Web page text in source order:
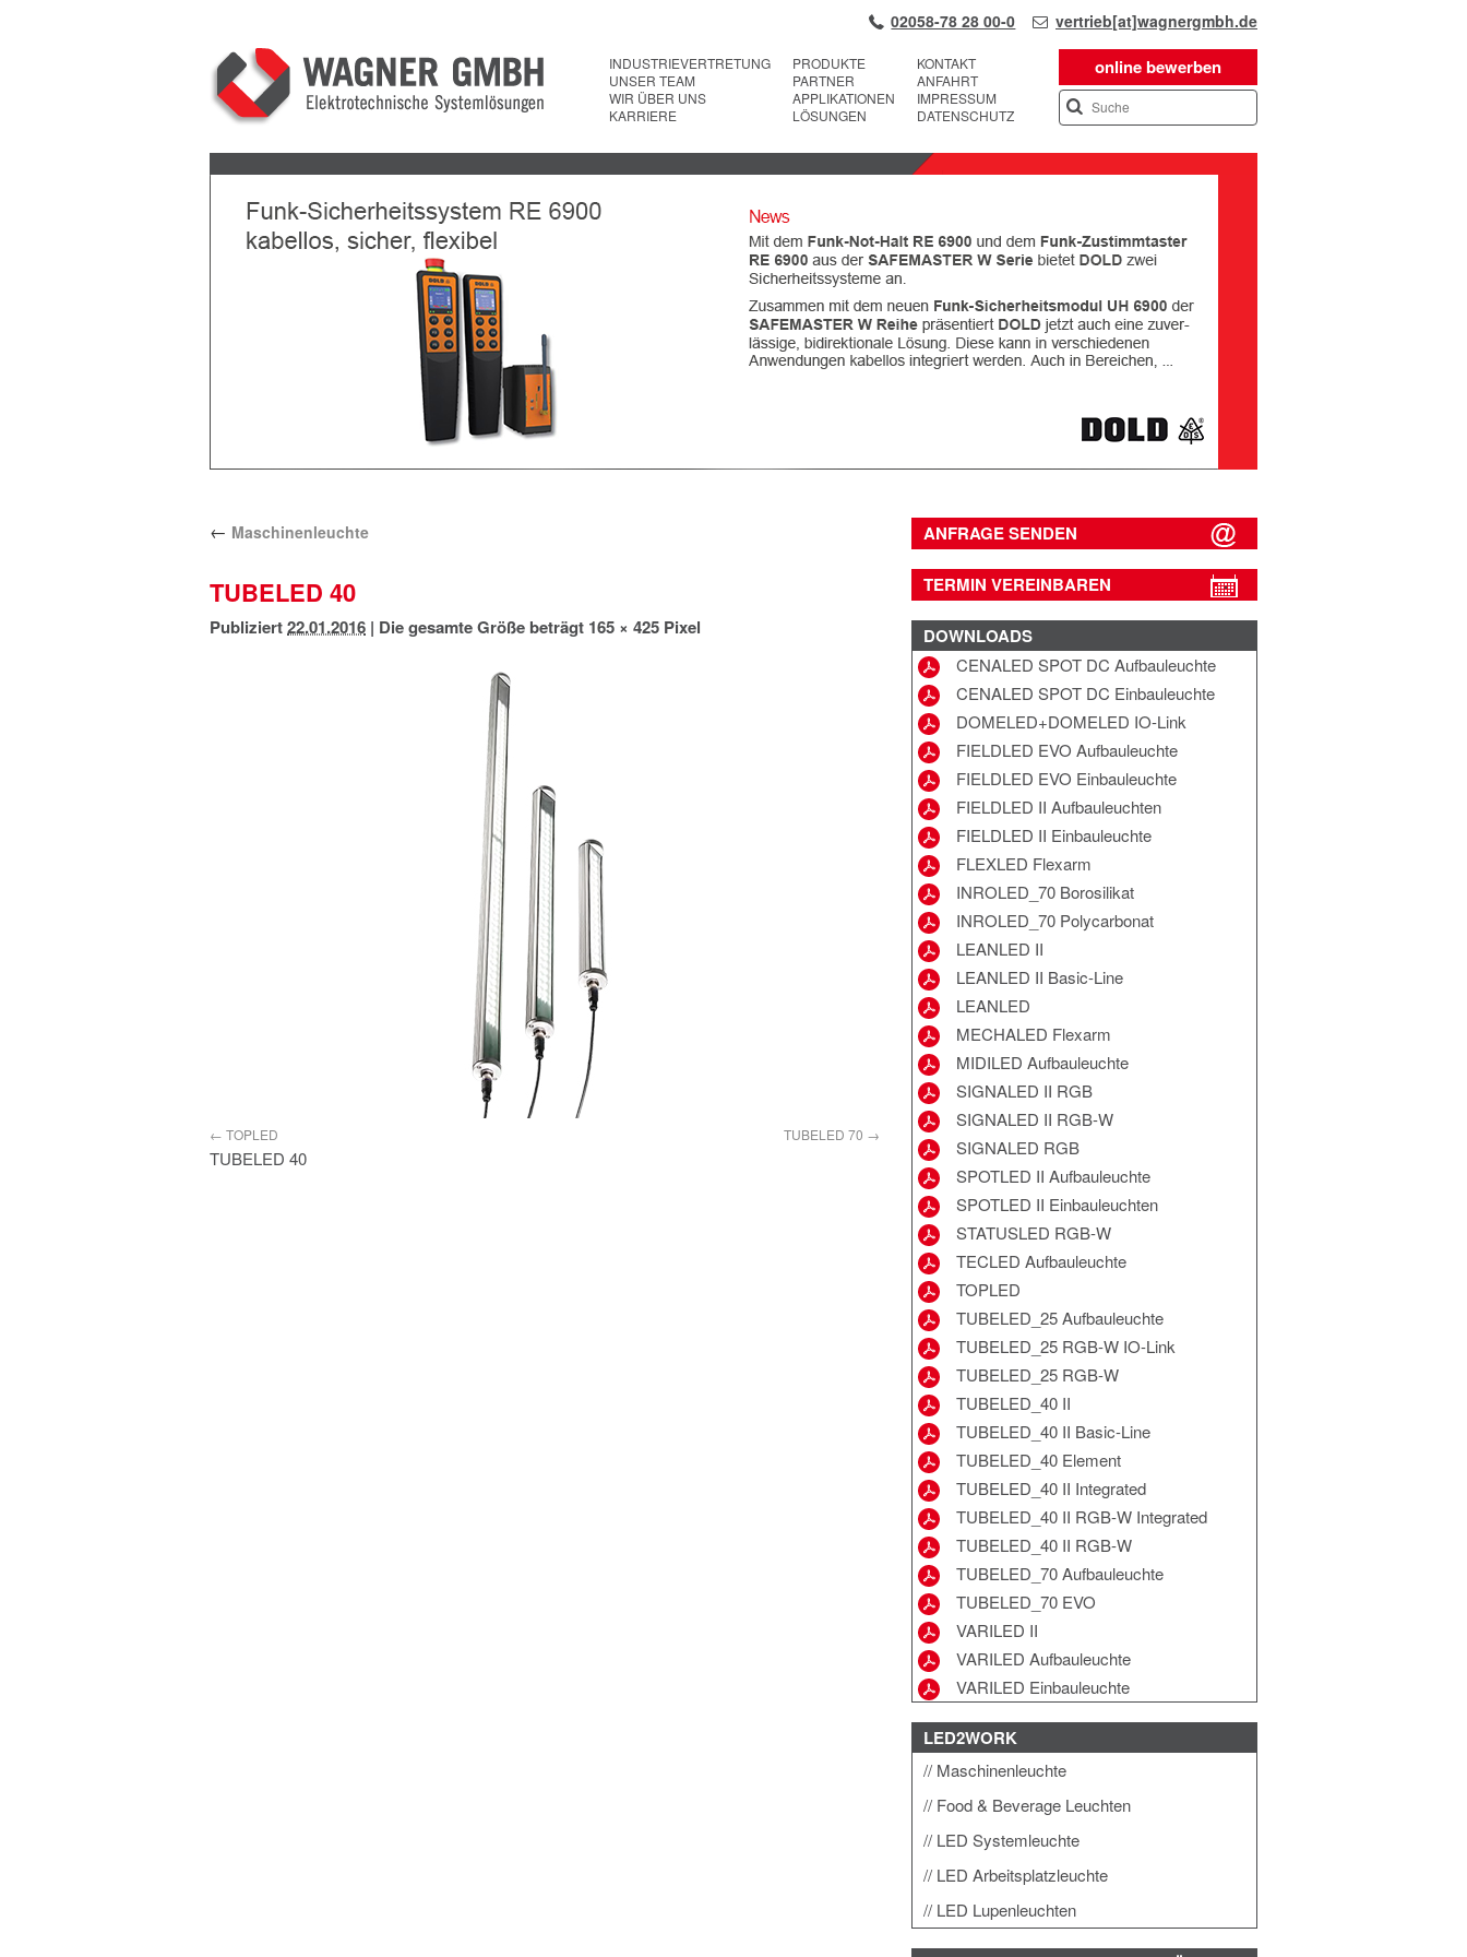
02058-78 28 00-0 vertrieb[at]wagnergmbh.de
online bewerben
INDUSTRIEVERTRETUNG
UNSER TEAM
WIR ÜBER UNS
KARRIERE
PRODUKTE
PARTNER
APPLIKATIONEN
LÖSUNGEN
KONTAKT
ANFAHRT
IMPRESSUM
DATENSCHUTZ
Next
← Maschinenleuchte
TUBELED 40
Publiziert22.01.2016 | Die gesamte Größe beträgt 165 × 425 Pixel
TOPLED TUBELED 70
TUBELED 40
ANFRAGE SENDEN
TERMIN VEREINBAREN
DOWNLOADS
CENALED SPOT DC Aufbauleuchte
CENALED SPOT DC Einbauleuchte
DOMELED+DOMELED IO-Link
FIELDLED EVO Aufbauleuchte
FIELDLED EVO Einbauleuchte
FIELDLED II Aufbauleuchten
FIELDLED II Einbauleuchte
FLEXLED Flexarm
INROLED_70 Borosilikat
INROLED_70 Polycarbonat
LEANLED II
LEANLED II Basic-Line
LEANLED
MECHALED Flexarm
MIDILED Aufbauleuchte
SIGNALED II RGB
SIGNALED II RGB-W
SIGNALED RGB
SPOTLED II Aufbauleuchte
SPOTLED II Einbauleuchten
STATUSLED RGB-W
TECLED Aufbauleuchte
TOPLED
TUBELED_25 Aufbauleuchte
TUBELED_25 RGB-W IO-Link
TUBELED_25 RGB-W
TUBELED_40 II
TUBELED_40 II Basic-Line
TUBELED_40 Element
TUBELED_40 II Integrated
TUBELED_40 II RGB-W Integrated
TUBELED_40 II RGB-W
TUBELED_70 Aufbauleuchte
TUBELED_70 EVO
VARILED II
VARILED Aufbauleuchte
VARILED Einbauleuchte
LED2WORK
Maschinenleuchte
Food & Beverage Leuchten
LED Systemleuchte
LED Arbeitsplatzleuchte
LED Lupenleuchten